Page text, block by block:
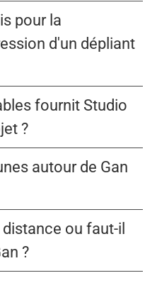
pour la
d'un dépliant
fournit Studio
?
autour de Gan
ou faut-il
?